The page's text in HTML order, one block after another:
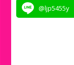
@ljp5455y